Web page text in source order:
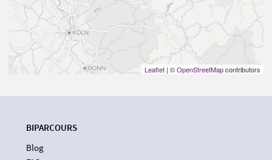
Leaflet | ©OpenStreetMapcontributors
BIPARCOURS
Blog